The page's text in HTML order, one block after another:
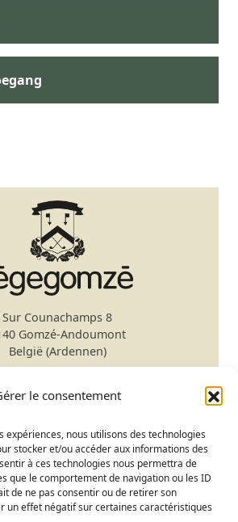
le consentement
expériences, nous utilisons des technologies
stocker et/ou accéder aux informations des
à ces technologies nous permettra de
que le comportement de navigation ou les ID
de ne pas consentir ou de retirer son
un effet négatif sur certaines caractéristiques
Sur Counachamps 8
Gomzé-Andoumont
België (Ardennen)
secretariat@gomze.be
fee reservatie
Club Kalender
Status terrein